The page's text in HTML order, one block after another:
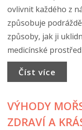
ovlivnit každého z
způsobuje
způsoby, jak ji
medicínské
nepříjemných
vzhled.
Číst více
VÝHODY
ZDRAVÍ A